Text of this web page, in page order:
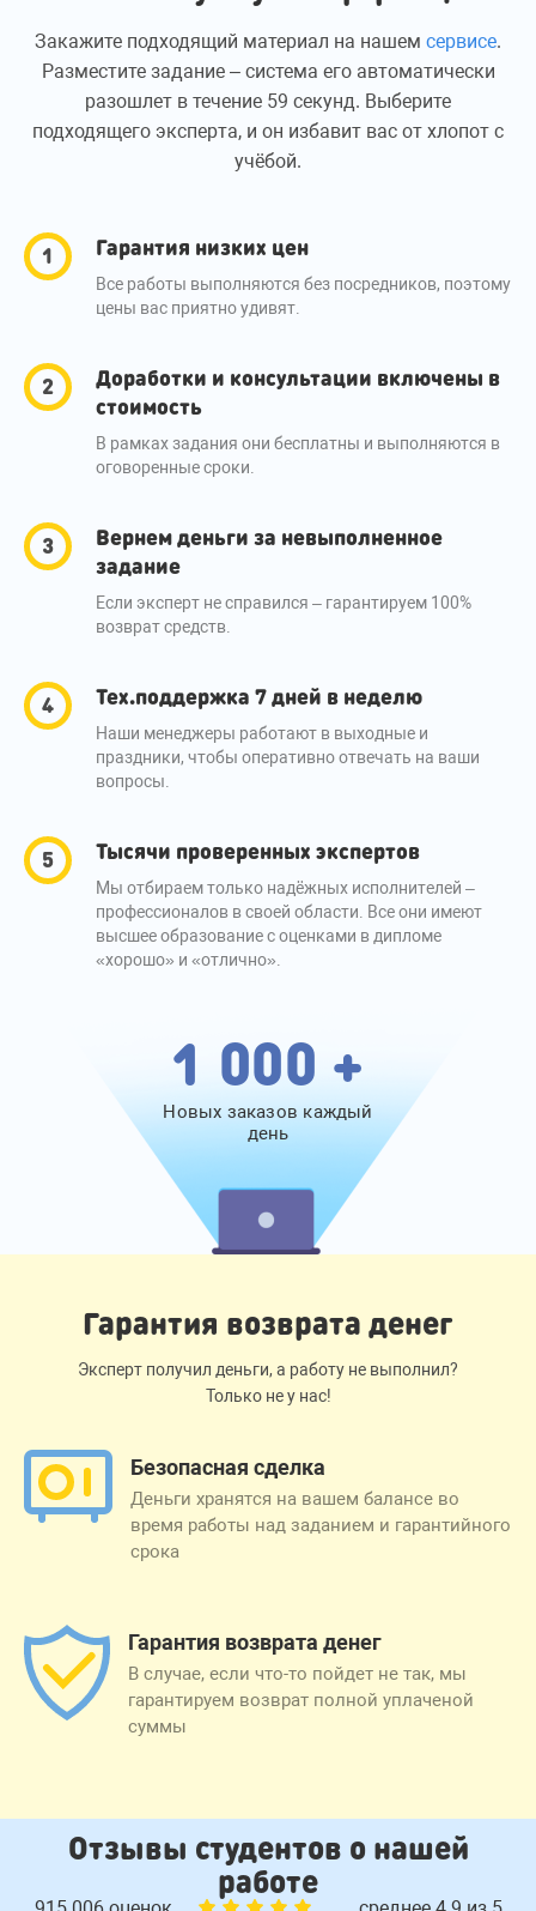
Закажите подходящий материал на нашем сервисе.
Разместите задание – система его автоматически
разошлет в течение 59 секунд. Выберите
подходящего эксперта, и он избавит вас от хлопот с
учёбой.
Гарантия низких цен
Все работы выполняются без посредников, поэтому
цены вас приятно удивят.
Доработки и консультации включены в
стоимость
В рамках задания они бесплатны и выполняются в
оговоренные сроки.
Вернем деньги за невыполненное
задание
Если эксперт не справился – гарантируем 100%
возврат средств.
Тех.поддержка 7 дней в неделю
Наши менеджеры работают в выходные и
праздники, чтобы оперативно отвечать на ваши
вопросы.
Тысячи проверенных экспертов
Мы отбираем только надёжных исполнителей –
профессионалов в своей области. Все они имеют
высшее образование с оценками в дипломе
«хорошо» и «отлично».
1 000 +
Новых заказов каждый
день
Гарантия возврата денег
Эксперт получил деньги, а работу не выполнил?
Только не у нас!
Безопасная сделка
Деньги хранятся на вашем балансе во
время работы над заданием и гарантийного
срока
Гарантия возврата денег
В случае, если что-то пойдет не так, мы
гарантируем возврат полной уплаченой
суммы
Отзывы студентов о нашей
работе